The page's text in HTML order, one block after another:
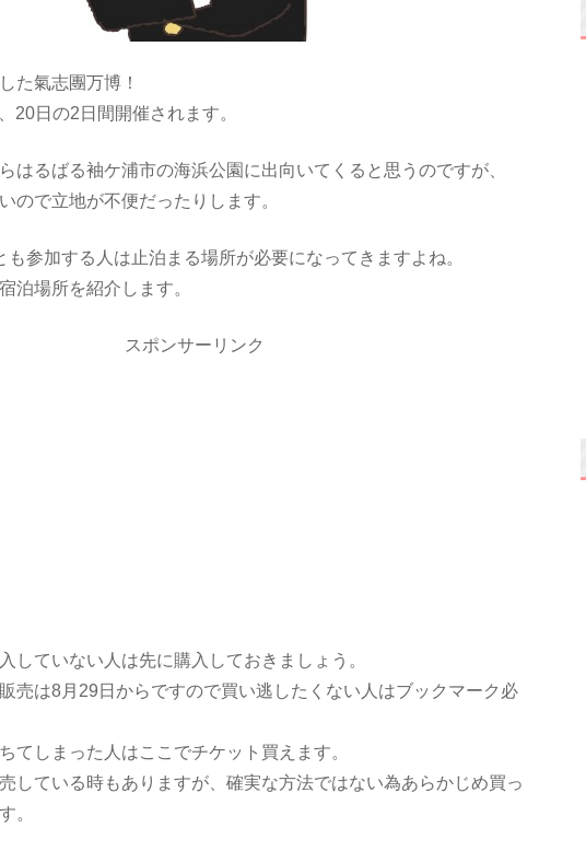
た氣志團万博！
20日の2日間開催されます。
はるばる袖ケ浦市の海浜公園に出向いてくると思うのですが、
ので立地が不便だったりします。
も参加する人は止泊まる場所が必要になってきますよね。
泊場所を紹介します。
スポンサーリンク
していない人は先に購入しておきましょう。
売は8月29日からですので買い逃したくない人はブックマーク必
てしまった人はここでチケット買えます。
している時もありますが、確実な方法ではない為あらかじめ買っ
。